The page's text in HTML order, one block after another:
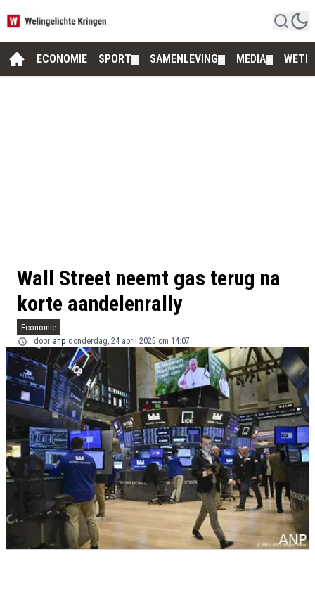
ECONOMIE SPORT SAMENLEVING MEDIA
Wall Street neemt gas terug na
korte aandelenrally
Economie
door anp donderdag, 24 april 2025 om 14:07